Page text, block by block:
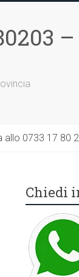
–
allo 0733 17 80
Chiedi